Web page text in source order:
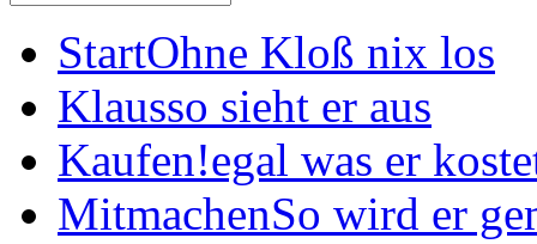
StartOhne Kloß nix los
Klausso sieht er aus
Kaufen!egal was er
MitmachenSo wird er